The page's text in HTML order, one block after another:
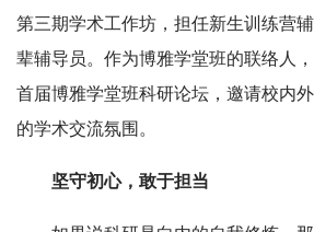
第三期学术工作坊，担任新生训练营辅
辈辅导员。作为博雅学堂班的联络人
首届博雅学堂班科研论坛，邀请校内
的学术交流氛围。
坚守初心，敢于担当